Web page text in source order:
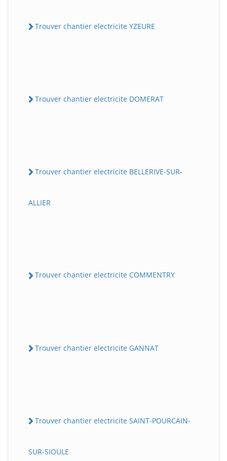
Trouver chantier electricite YZEURE
Trouver chantier electricite DOMERAT
Trouver chantier electricite BELLERIVE-SUR-
ALLIER
Trouver chantier electricite COMMENTRY
Trouver chantier electricite GANNAT
Trouver chantier electricite SAINT-POURCAIN-
SUR-SIOULE